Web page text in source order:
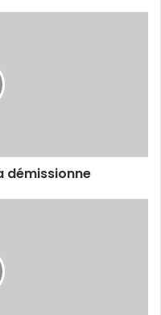
démissionne